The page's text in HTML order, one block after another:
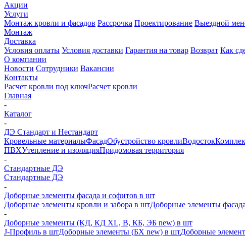
Акции
Услуги
Монтаж кровли и фасадов Рассрочка Проектирование Выездной
Монтаж
Доставка
Условия оплаты Условия доставки Гарантия на товар Возврат Как
О компании
Новости Сотрудники Вакансии
Контакты
Расчет кровли под ключРасчет кровли
Главная
-
Каталог
-
ДЭ Стандарт и Нестандарт
Кровельные материалыФасадОбустройство кровлиВодосток
ПВХУтепление и изоляцияПридомовая территория
-
Стандартные ДЭ
Стандартные ДЭ
-
Доборные элементы фасада и софитов в шт
Доборные элементы кровли и забора в штДоборные элементы
-
Доборные элементы (КД, КД XL, В, КБ, ЭБ new) в шт
J-Профиль в штДоборные элементы (БХ new) в штДоборные